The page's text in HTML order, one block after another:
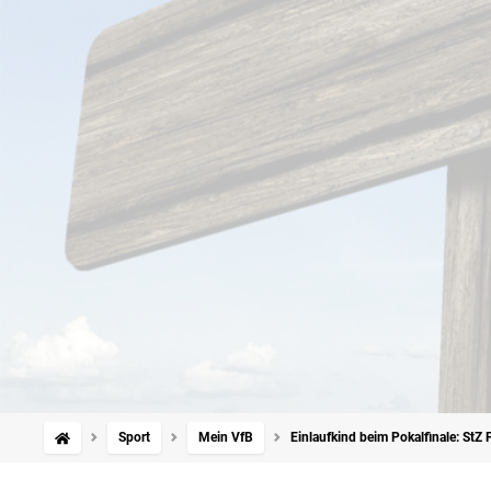
Sport Mein VfB Einlaufkind beim Pokalfinale: StZ